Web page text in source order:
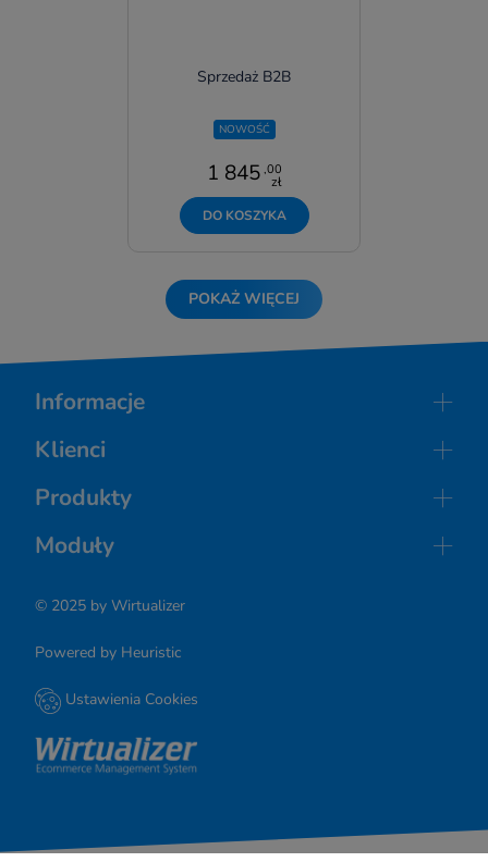
Sprzedaż B2B
NOWOŚĆ
1 845 ,00
zł
DO KOSZYKA
POKAŻ WIĘCEJ
Informacje
O nas
Prywatność
Licencja
Klienci
Wdrożenia
Referencje
Klienci o nas
Produkty
Sklepy internetowe
Strony internetowe
Moduły
Marketing
Automatyzacja
© 2025 by Wirtualizer
Powered by Heuristic
Ustawienia Cookies